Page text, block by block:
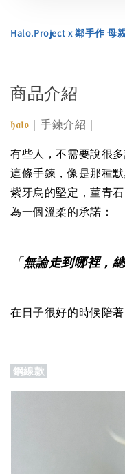
Halo.Project x 鄰手作 母
商品介紹
𝖍𝖆𝖑𝖔 ｜手鍊介紹｜
有些人，不需要說很
這條手鍊，像是那種默
紫牙烏的堅定，菫青
為一個溫柔的承諾：
「無論走到哪裡，
在日子很好的時候陪
鋼線款